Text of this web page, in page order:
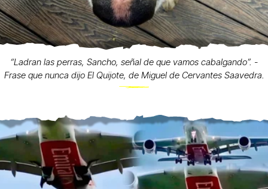
“Ladran las perras, Sancho, señal de que vamos cabalgando”. -
Frase que nunca dijo El Quijote, de Miguel de Cervantes Saavedra.